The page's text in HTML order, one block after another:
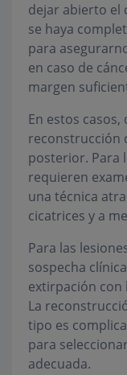
dejar abierto el
se haya
para
en caso de
margen
En estos
reconstrucción
posterior. Para
requieren
una técnica
cicatrices y a
Para las
sospecha
extirpación con
La
tipo es
para
adecuada.